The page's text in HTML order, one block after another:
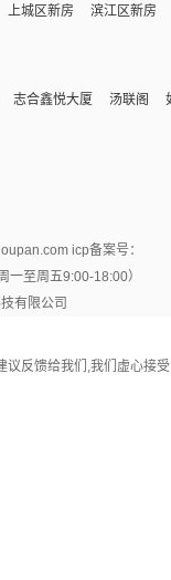
上城区新房 滨江区新房
志合鑫悦大厦 汤联阁
icp备案号：
至周五9:00-18:00）
有限公司
议反馈给我们,我们虚心接受